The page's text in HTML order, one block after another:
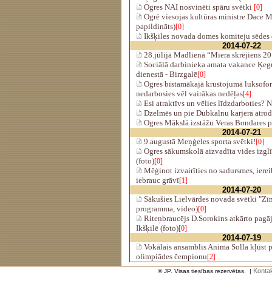
Ogres NAI nosvinēti spāru svētki [0]
Ogrē viesojas kultūras ministre Dace
papildināts)[0]
Ikšķiles novada domes komiteju
2014-07-22
28.jūlijā Madlienā “Miera skrējiens
Sociālā darbinieka amata vakance
dienestā - Birzgalē[0]
Ogres bīstamākajā krustojumā
nedarbosies vēl vairākas nedēļas[4]
Esi atraktīvs un vēlies līdzdarboties?
Dzelmēs un pie Dubkalnu karjera
Ogres Mākslā izstāžu Veras Bondares
2014-07-21
9.augustā Meņģeles sporta svētki![0]
Ogres sākumskolā aizvadīta vides
(foto)[0]
Mēģinot izvairīties no sadursmes,
iebrauc grāvī[1]
2014-07-20
Sākušies Lielvārdes novada svētki
programma, video)[0]
Riteņbraucējs D.Sorokins atkārto
Ikšķilē (foto)[0]
2014-07-19
Vokālais ansamblis Anima Solla kļūst
olimpiādes čempionu[2]
© JP. Visas tiesības rezervētas. |